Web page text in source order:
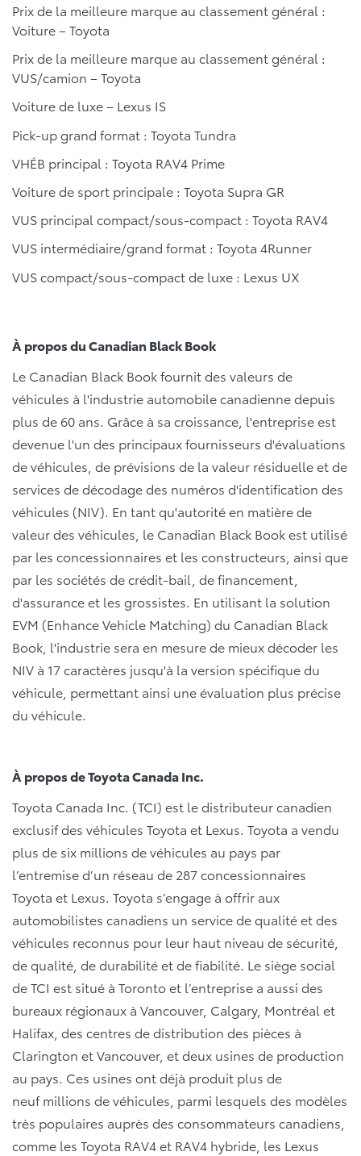
Prix de la meilleure marque au classement général :
Voiture – Toyota
Prix de la meilleure marque au classement général :
VUS/camion – Toyota
Voiture de luxe – Lexus IS
Pick-up grand format : Toyota Tundra
VHÉB principal : Toyota RAV4 Prime
Voiture de sport principale : Toyota Supra GR
VUS principal compact/sous-compact : Toyota RAV4
VUS intermédiaire/grand format : Toyota 4Runner
VUS compact/sous-compact de luxe : Lexus UX
À propos du Canadian Black Book
Le Canadian Black Book fournit des valeurs de
véhicules à l'industrie automobile canadienne depuis
plus de 60 ans. Grâce à sa croissance, l'entreprise est
devenue l'un des principaux fournisseurs d'évaluations
de véhicules, de prévisions de la valeur résiduelle et de
services de décodage des numéros d'identification des
véhicules (NIV). En tant qu'autorité en matière de
valeur des véhicules, le Canadian Black Book est utilisé
par les concessionnaires et les constructeurs, ainsi que
par les sociétés de crédit-bail, de financement,
d'assurance et les grossistes. En utilisant la solution
EVM (Enhance Vehicle Matching) du Canadian Black
Book, l'industrie sera en mesure de mieux décoder les
NIV à 17 caractères jusqu'à la version spécifique du
véhicule, permettant ainsi une évaluation plus précise
du véhicule.
À propos de Toyota Canada Inc.
Toyota Canada Inc. (TCI) est le distributeur canadien
exclusif des véhicules Toyota et Lexus. Toyota a vendu
plus de six millions de véhicules au pays par
l’entremise d’un réseau de 287 concessionnaires
Toyota et Lexus. Toyota s’engage à offrir aux
automobilistes canadiens un service de qualité et des
véhicules reconnus pour leur haut niveau de sécurité,
de qualité, de durabilité et de fiabilité. Le siège social
de TCI est situé à Toronto et l’entreprise a aussi des
bureaux régionaux à Vancouver, Calgary, Montréal et
Halifax, des centres de distribution des pièces à
Clarington et Vancouver, et deux usines de production
au pays. Ces usines ont déjà produit plus de
neuf millions de véhicules, parmi lesquels des modèles
très populaires auprès des consommateurs canadiens,
comme les Toyota RAV4 et RAV4 hybride, les Lexus